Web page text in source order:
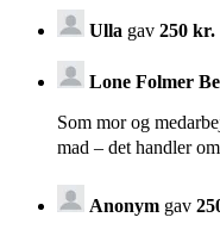
Ulla gav 250 kr.
Lone Folmer
Som mor og
mad – det handler
Anonym gav